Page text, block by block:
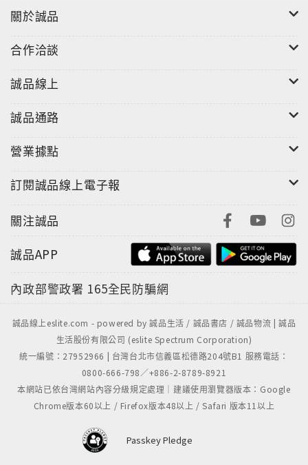
關於誠品
合作洽談
誠品線上
誠品通路
營業據點
訂閱誠品線上電子報
關注誠品
誠品APP
內政部警政署 165全民防騙網
誠品線上eslite.com - powered by 誠品生活 / 誠品書店 / 誠品物流 | 誠品
生活股份有限公司 (eslite Spectrum Corporation)
統一編號：27952966 | 台灣台北市信義區松德路204號B1 服務電話：
0800-666-798／+886-2-8789-8921
本網站已依台灣網站內容分級規定處理｜建議使用瀏覽器版本：Google
Chrome版本60以上 / Firefox版本48以上 / Safari 版本11以上
Passkey Pledge